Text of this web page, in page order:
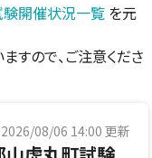
験開催状況一覧を元
すので、ご注意くださ
2026/08/06 14:00 更新